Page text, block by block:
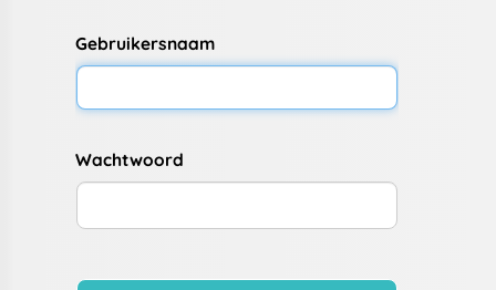
Gebruikersnaam
Wachtwoord